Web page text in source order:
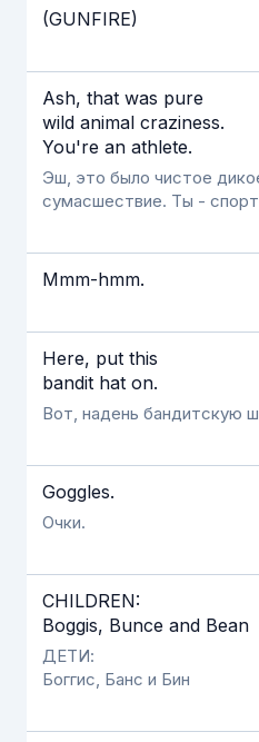
(GUNFIRE)
Ash, that was pure
wild animal craziness.
You're an athlete.
Эш, это было чистое
сумасшествие. Ты -
Mmm-hmm.
Here, put this
bandit hat on.
Вот, надень бандитскую
Goggles.
Очки.
CHILDREN:
Boggis, Bunce and Bean
ДЕТИ:
Боггис, Банс и Бин